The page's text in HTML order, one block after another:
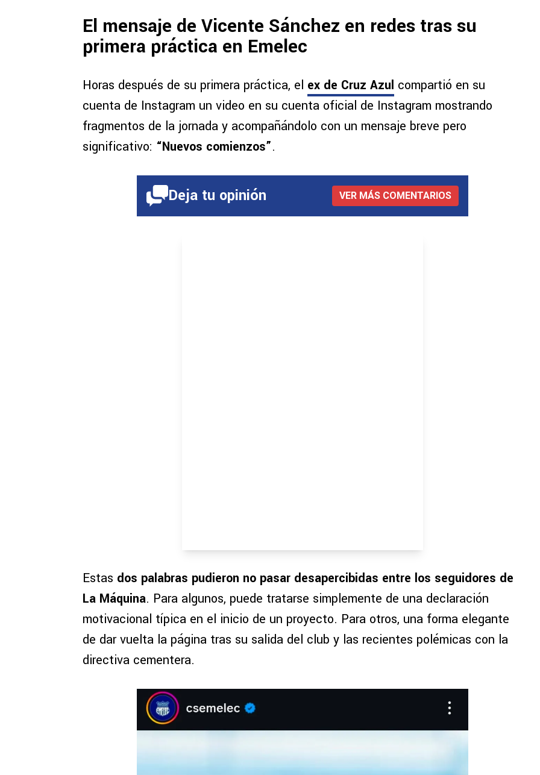
El mensaje de Vicente Sánchez en redes tras su
primera práctica en Emelec
Horas después de su primera práctica, el ex de Cruz Azul compartió en su
cuenta de Instagram un video en su cuenta oficial de Instagram mostrando
fragmentos de la jornada y acompañándolo con un mensaje breve pero
significativo: “Nuevos comienzos”.
Deja tu opinión VER MÁS COMENTARIOS
Estas dos palabras pudieron no pasar desapercibidas entre los seguidores de
La Máquina. Para algunos, puede tratarse simplemente de una declaración
motivacional típica en el inicio de un proyecto. Para otros, una forma elegante
de dar vuelta la página tras su salida del club y las recientes polémicas con la
directiva cementera.